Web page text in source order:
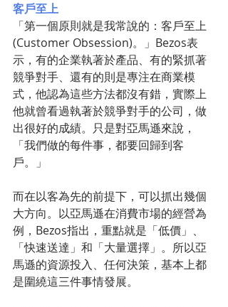
客戶至上
「第一個原則就是我常說的：客戶至上
(Customer Obsession)。」Bezos表
示，有的企業執著於產品、有的緊抓著
競爭對手、還有的則是專注在商業模
式，他認為這些方法都沒有錯，實際上
他就曾看過執著於競爭對手的公司，做
出很好的成績。只是對亞馬遜來說，
「我們做的每件事，都要回歸到客
戶。」
而在以客為先的前提下，可以抓出幾個
大方向。以亞馬遜在消費市場的經營為
例，Bezos指出，重點就是「低價」、
「快速送達」和「大量選擇」。所以亞
馬遜的資源投入、任何決策，基本上都
是圍繞這三件事情發展。